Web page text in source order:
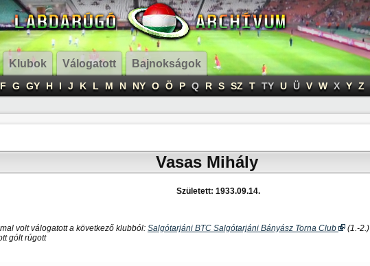
Klubok Válogatott Bajnokságok
F G GY H I J K L M N NY O Ö P Q R S SZ T TY U Ü V W X Y Z
Vasas Mihály
Született: 1933.09.14.
volt válogatott a következő klubból: Salgótarjáni BTC Salgótarjáni Bányász Torna Club
(1.-2.)
gólt rúgott